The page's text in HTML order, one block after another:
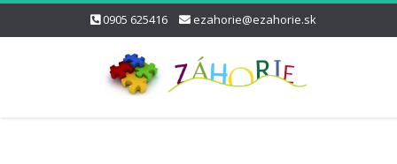
0905 625416 ezahorie@ezahorie.sk